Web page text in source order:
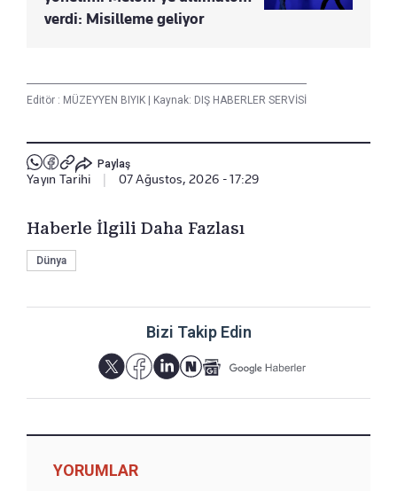
verdi: Misilleme geliyor
Editör : MÜZEYYEN BIYIK Kaynak: DIŞ HABERLER SERVİSİ
Paylaş
Yayın Tarihi 07 Ağustos, 2026 - 17:29
Haberle İlgili Daha Fazlası
Dünya
Bizi Takip Edin
YORUMLAR